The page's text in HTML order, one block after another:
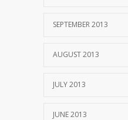
SEPTEMBER 2013
AUGUST 2013
JULY 2013
JUNE 2013